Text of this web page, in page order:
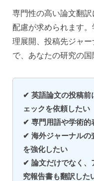
専門性の高い論文翻
配慮が求められます
理展開、投稿先ジャ
で、あなたの研究の国
✔ 英語論文の投稿前
ェックを依頼したい
✔ 専門用語や学術的
✔ 海外ジャーナルの
を強化したい
✔ 論文だけでなく、
究報告書も翻訳した